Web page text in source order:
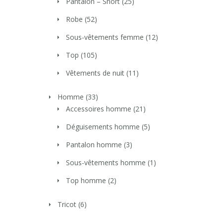
Robe (52)
Sous-vêtements femme (12)
Top (105)
Vêtements de nuit (11)
Homme (33)
Accessoires homme (21)
Déguisements homme (5)
Pantalon homme (3)
Sous-vêtements homme (1)
Top homme (2)
Tricot (6)